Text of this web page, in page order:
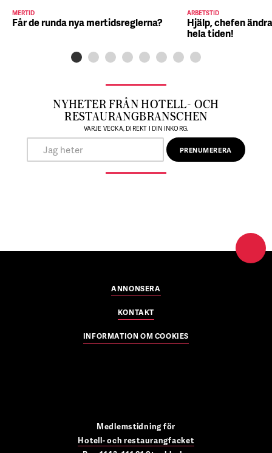
MERTID
Får de runda nya mertidsreglerna?
ARBETSTID
Hjälp, chefen
hela tiden!
NYHETER FRÅN HOTELL- OCH
RESTAURANGBRANSCHEN
VARJE VECKA, DIREKT I DIN INKORG.
ANNONSERA
KONTAKT
INFORMATION OM COOKIES
Medlemstidning för
Hotell- och restaurangfacket